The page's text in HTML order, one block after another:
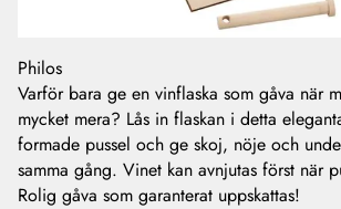
Philos
Varför bara ge en vinflaska som gåva när
mycket mera? Lås in flaskan i detta
formade pussel och ge skoj, nöje och
samma gång. Vinet kan avnjutas först när
Rolig gåva som garanterat uppskattas!